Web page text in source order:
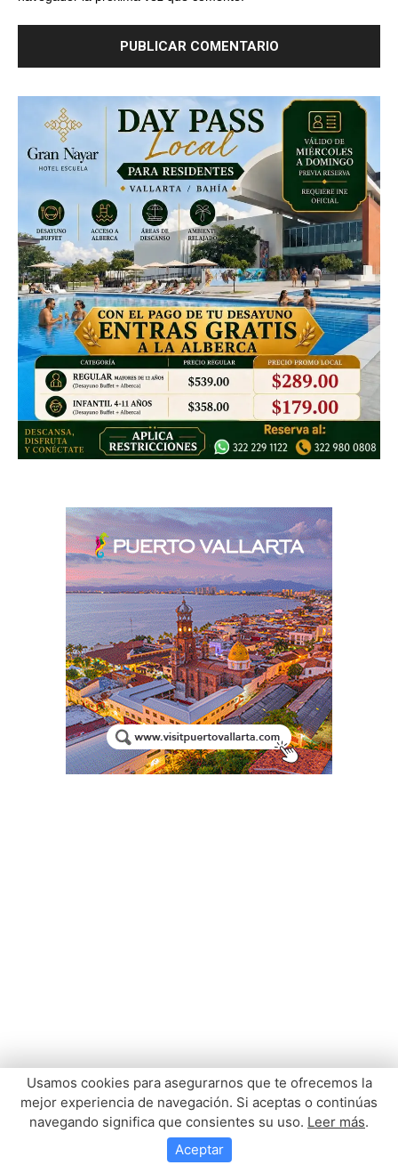
Usamos cookies para asegurarnos que te ofrecemos la
mejor experiencia de navegación. Si aceptas o continúas
navegando significa que consientes su uso. Leer más.
Aceptar